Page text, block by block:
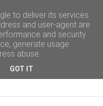
to deliver its services
and user-agent are
and security
generate usage
abuse.
GOT IT